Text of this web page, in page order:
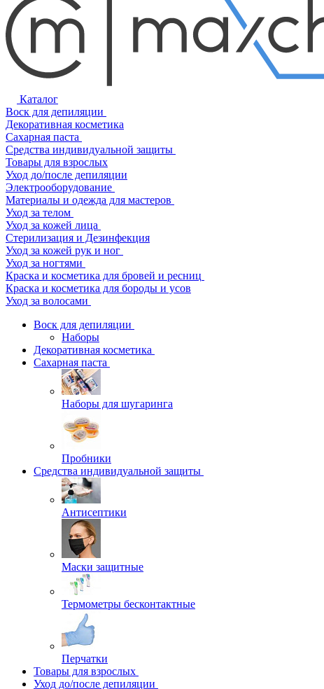
Каталог
Воск для депиляции
Декоративная косметика
Сахарная паста
Средства индивидуальной защиты
Товары для взрослых
Уход до/после депиляции
Электрооборудование
Материалы и одежда для мастеров
Уход за телом
Уход за кожей лица
Стерилизация и Дезинфекция
Уход за кожей рук и ног
Уход за ногтями
Краска и косметика для бровей и ресниц
Краска и косметика для бороды и усов
Уход за волосами
Воск для депиляции
Наборы
Декоративная косметика
Сахарная паста
Наборы для шугаринга
Пробники
Средства индивидуальной защиты
Антисептики
Маски защитные
Термометры бесконтактные
Перчатки
Товары для взрослых
Уход до/после депиляции